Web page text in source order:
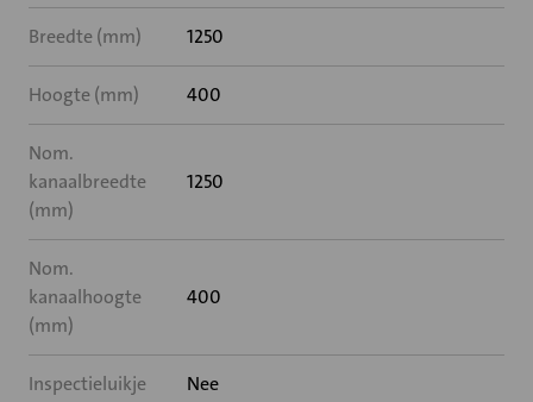
Breedte (mm) 1250
Hoogte (mm) 400
Nom.
kanaalbreedte
(mm)
1250
Nom.
kanaalhoogte
(mm)
400
Inspectieluikje Nee